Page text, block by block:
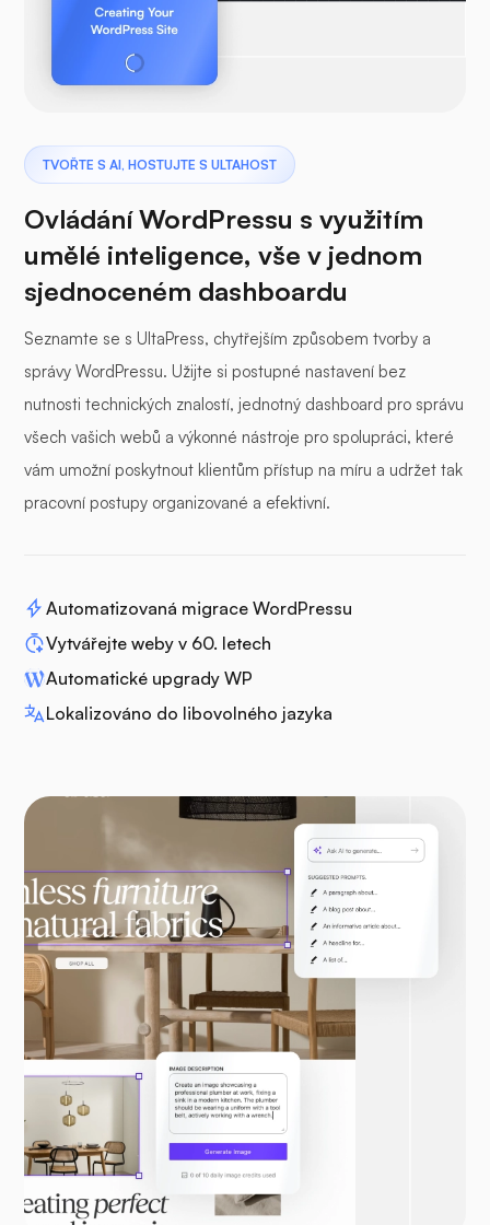
TVOŘTE S AI, HOSTUJTE S ULTAHOST
Ovládání WordPressu s využitím
umělé inteligence, vše v jednom
sjednoceném dashboardu
Seznamte se s UltaPress, chytřejším způsobem tvorby a
správy WordPressu. Užijte si postupné nastavení bez
nutnosti technických znalostí, jednotný dashboard pro správu
všech vašich webů a výkonné nástroje pro spolupráci, které
vám umožní poskytnout klientům přístup na míru a udržet tak
pracovní postupy organizované a efektivní.
Automatizovaná migrace WordPressu
Vytvářejte weby v 60. letech
Automatické upgrady WP
Lokalizováno do libovolného jazyka